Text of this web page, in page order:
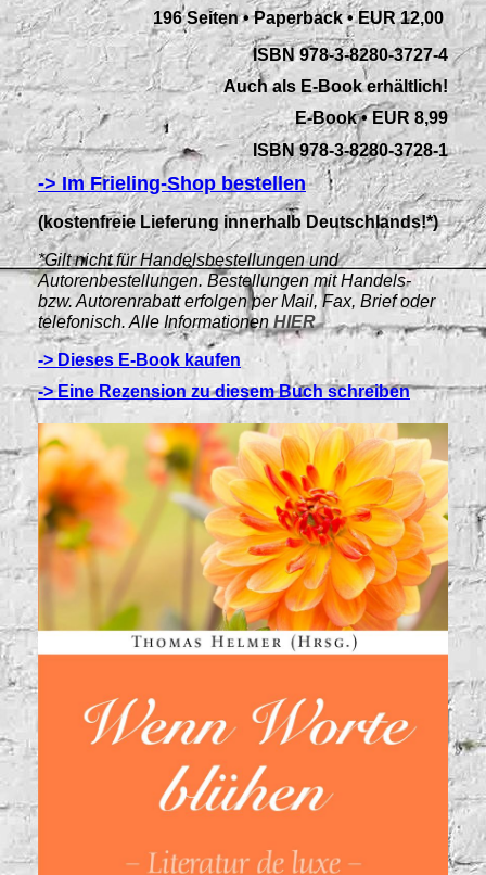
196 Seiten • Paperback• EUR 12,00
ISBN 978-3-8280-3727-4
Auch als E-Book erhältlich!
E-Book • EUR 8,99
ISBN 978-3-8280-3728-1
-> Im Frieling-Shop bestellen
(kostenfreie Lieferung innerhalb Deutschlands!*)
*Gilt nicht für Handelsbestellungen und
Autorenbestellungen. Bestellungen mit Handels-
bzw. Autorenrabatt erfolgen per Mail, Fax, Brief oder
telefonisch. Alle Informationen HIER
-> Dieses E-Book kaufen
-> Eine Rezension zu diesem Buch schreiben